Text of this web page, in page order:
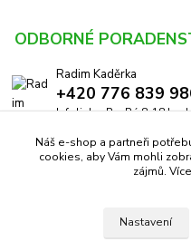
ODBORNÉ
Radim Kaděrka
+420 776 839
Infolinka: Po-Pá 8-18 hod.
info@pricniky.cz
Náš e-shop a partneři
cookies, aby Vám mohli
zájmů.
Nastavení